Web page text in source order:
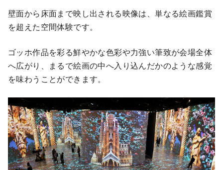
壁面から床面まで映し出される映像は、単なる絵画鑑賞
を超えた空間体験です。
ゴッホ作品を彩る鮮やかな色彩や力強い筆致が会場全体
へ広がり、まるで絵画の中へ入り込んだかのような感覚
を味わうことができます。